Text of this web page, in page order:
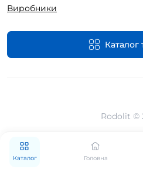
Каталог Головна
Виробники
Каталог
Rodolit ©